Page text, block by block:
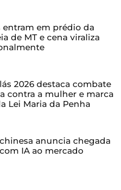
entram em prédio da
de MT e cena viraliza
2026 destaca combate
contra a mulher e marca
Lei Maria da Penha
anuncia chegada
IA ao mercado